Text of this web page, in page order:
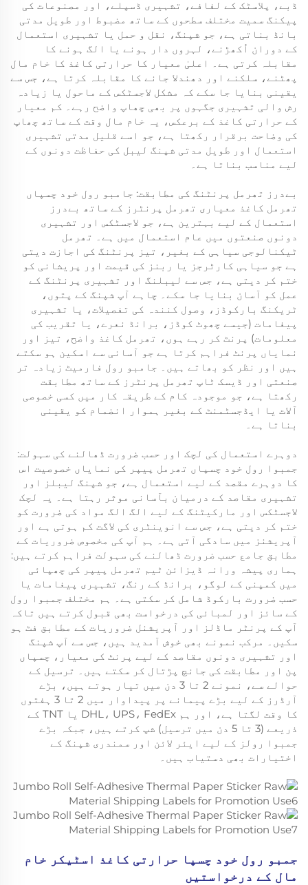
ڈبے، پلاسٹک کے لفافے، تشہیری ڈسپلے، اور مصنوعات کی
پیکنگ سمیت مختلف سطحوں کے ساتھ مضبوط اور طویل مدتی
بانڈ بناتی ہے، جو شپنگ، نقل و حمل یا تشہیری استعمال
کے دوران اُکھڑنے، لہروں دار ہونے یا الگ ہونے کا
مقابلہ کرتی ہے۔ اعلیٰ معیار کا حرارتی کاغذ کا خام مال
پھٹنے، سلکنے اور دھندلا جانے کا مقابلہ کرتا ہے، جس سے
یقینی بنایا جا سکے کہ مشکل لاجسٹکس کے ماحول یا زیادہ
رش والی تشہیری جگہوں پر بھی چھاپ واضح رہے۔ کم معیار
کے حرارتی کاغذ کے برعکس، یہ خام مال وقت کے ساتھ چھاپ
کی وضاحت برقرار رکھتا ہے، جو اسے قلیل مدتی تشہیری
استعمال اور طویل مدتی شپنگ لیبل کی حفاظت دونوں کے
لیے مناسب بناتا ہے۔
بے‌درز تھرمل پرنٹنگ کی مطابقت: جامبو رول خود چسپاں
تھرمل کاغذ معیاری تھرمل پرنٹرز کے ساتھ بے‌درز
استعمال کے لیے بہترین ہے، جو لاجسٹکس اور تشہیری
دونوں صنعتوں میں عام استعمال میں ہے۔ تھرمل
ٹیکنالوجی سیاہی کے بغیر، تیز پرنٹنگ کی اجازت دیتی
ہے جو سیاہی کارٹرجز یا ربنز کی قیمت اور پریشانی کو
ختم کر دیتی ہے، جس سے لیبلنگ اور تشہیری پرنٹنگ کے
عمل کو آسان بنایا جا سکے۔ چاہے آپ شپنگ کے پتوں،
ٹریکنگ بارکوڈز، وصول کنندہ کی تفصیلات، یا تشہیری
پیغامات (جیسے چھوٹ کوڈز، برانڈ نعرے، یا تقریب کی
معلومات) پرنٹ کر رہے ہوں، تھرمل کاغذ واضح، تیز اور
نمایاں پرنٹ فراہم کرتا ہے جو آسانی سے اسکین ہو سکتے
ہیں اور نظر کو بھاتے ہیں۔ جامبو رول فارمیٹ زیادہ تر
صنعتی اور ڈیسک ٹاپ تھرمل پرنٹرز کے ساتھ مطابقت
رکھتا ہے، جو موجودہ کام کے طریقہ کار میں کسی خصوصی
آلات یا ایڈجسٹمنٹ کے بغیر ہموار انضمام کو یقینی
بناتا ہے۔
دوہرے استعمال کی لچک اور حسب ضرورت ڈھالنے کی سہولت:
جمبوا رول خود چسپاں تھرمل پیپر کی نمایاں خصوصیت اس
کا دوہرے مقصد کے لیے استعمال ہے، جو شپنگ لیبلز اور
تشہیری مقاصد کے درمیان بآسانی موثر رہتا ہے۔ یہ لچک
لاجسٹکس اور مارکیٹنگ کے لیے الگ الگ مواد کی ضرورت کو
ختم کر دیتی ہے، جس سے انوینٹری کی لاگت کم ہوتی ہے اور
آپریشنز میں سادگی آتی ہے۔ ہم آپ کی مخصوص ضروریات کے
مطابق جامع حسب ضرورت ڈھالنے کی سہولت فراہم کرتے ہیں:
ہماری پیشہ ورانہ ڈیزائن ٹیم تھرمل پیپر کی چھپائی
میں کمپنی کے لوگو، برانڈ کے رنگ، تشہیری پیغامات یا
حسب ضرورت بارکوڈ شامل کر سکتی ہے۔ ہم مختلف جمبوا رول
کے سائز اور لمبائی کی درخواست بھی قبول کرتے ہیں تاکہ
آپ کے پرنٹر ماڈلز اور آپریشنل ضروریات کے مطابق فٹ ہو
سکیں۔ مرکب نمونے بھی خوش آمدید ہیں، جس سے آپ شپنگ
اور تشہیری دونوں مقاصد کے لیے پرنٹ کی معیار، چسپاں
پن اور مطابقت کی جانچ پڑتال کر سکتے ہیں۔ ترسیل کے
حوالے سے، نمونے 2 تا 3 دن میں تیار ہوتے ہیں، بڑے
آرڈرز کے لیے بڑے پیمانے پر پیداوار میں 2 تا 3 ہفتوں
کا وقت لگتا ہے، اور ہم DHL، UPS، FedEx یا TNT کے
ذریعے (3 تا 5 دن میں ترسیل) شپ کرتے ہیں، جبکہ بڑے
جمبوا رولز کے لیے ایئر لائن اور سمندری شپنگ کے
اختیارات بھی دستیاب ہیں۔
جمبو رول خود چسپا حرارتی کاغذ اسٹیکر خام
مال کے درخواستیں